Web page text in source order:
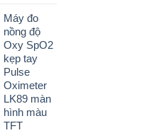
là:
2.900.000 ₫.
hiện
tại
là:
2.600.000 ₫.
Máy đo
nồng độ
Oxy SpO2
kẹp tay
Pulse
Oximeter
LK89 màn
hình màu
TFT